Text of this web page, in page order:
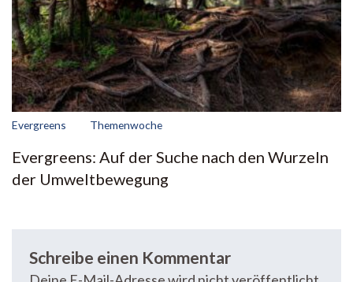
Evergreens Themenwoche
Evergreens: Auf der Suche nach den Wurzeln
der Umweltbewegung
Schreibe einen Kommentar